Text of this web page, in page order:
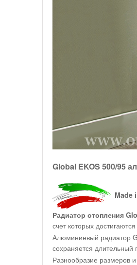
Global EKOS 500/95
Made
Радиатор отопления
счет которых
Алюминиевый радиатор
сохраняется
Разнообразие размеров